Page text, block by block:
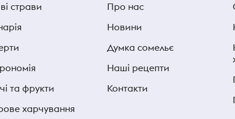
страви
та фрукти
харчування
Про нас
Новини
Думка сомельє
Наші рецепти
Контакти